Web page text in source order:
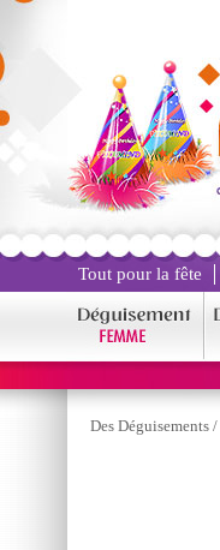
Tout pour la fête
Des Déguisements /